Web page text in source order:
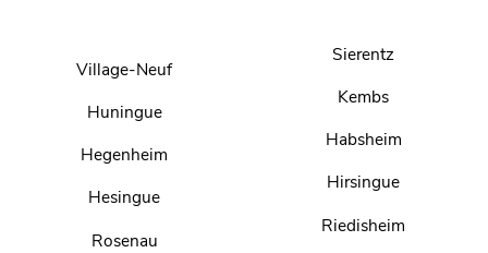
Village-Neuf
Huningue
Hegenheim
Hesingue
Rosenau
Sierentz
Kembs
Habsheim
Hirsingue
Riedisheim